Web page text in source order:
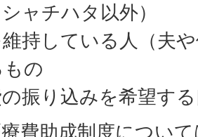
ャチハタ以外）
持している人（夫
の
振り込みを希望す
費助成制度につい